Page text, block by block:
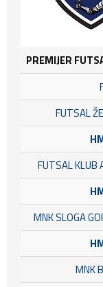
PREMIJER
FUTSAL
FUTSAL KLUB
MNK SLOGA
MNK